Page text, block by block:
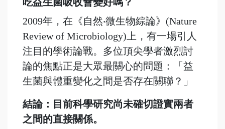
2009年，在《自然‧微生物綜論》(Nature
Review of Microbiology)上，有一場引人
注目的學術論戰。多位頂尖學者激烈討
論的焦點正是大眾最關心的問題：「益
生菌與體重變化之間是否存在關聯？」
結論：目前科學研究尚未確切證實兩者
之間的直接關係。